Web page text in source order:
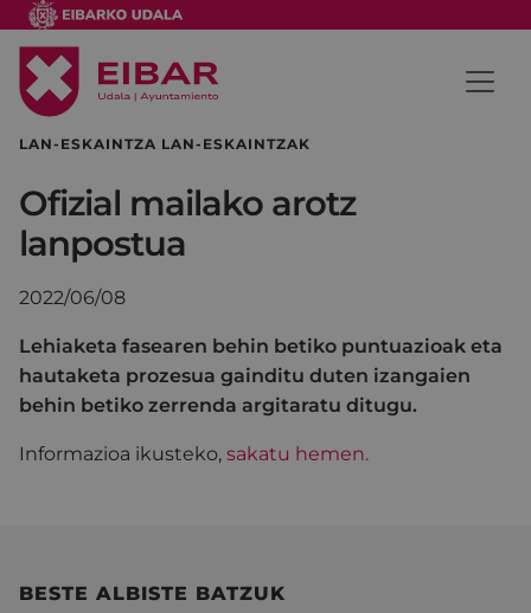
LAN-ESKAINTZA LAN-ESKAINTZAK
Ofizial mailako arotz
lanpostua
2022/06/08
Lehiaketa fasearen behin betiko puntuazioak eta
hautaketa prozesua gainditu duten izangaien
behin betiko zerrenda argitaratu ditugu.
Informazioa ikusteko, sakatu hemen.
BESTE ALBISTE BATZUK